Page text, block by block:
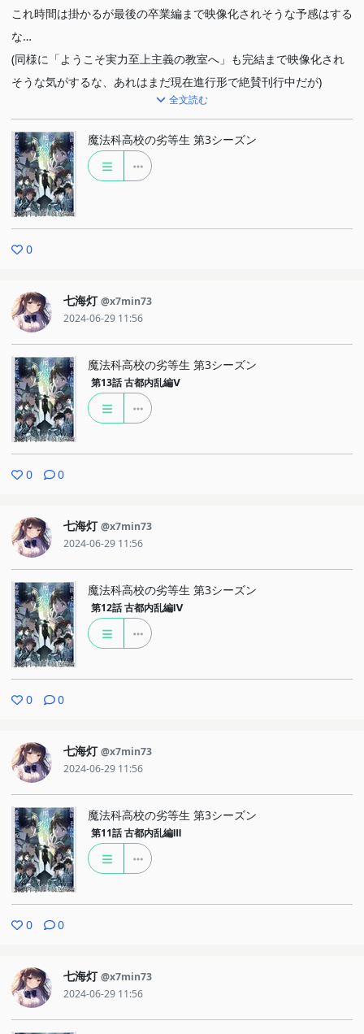
これ時間は掛かるが最後の卒業編まで映像化されそうな予感はする
な…
(同様に「ようこそ実力至上主義の教室へ」も完結まで映像化され
そうな気がするな、あれはまだ現在進行形で絶賛刊行中だが)
全文読む
魔法科高校の劣等生 第3シーズン
0
七海灯 @x7min73
2024-06-29 11:56
魔法科高校の劣等生 第3シーズン
第13話 古都内乱編Ⅴ
0 0
七海灯 @x7min73
2024-06-29 11:56
魔法科高校の劣等生 第3シーズン
第12話 古都内乱編Ⅳ
0 0
七海灯 @x7min73
2024-06-29 11:56
魔法科高校の劣等生 第3シーズン
第11話 古都内乱編Ⅲ
0 0
七海灯 @x7min73
2024-06-29 11:56